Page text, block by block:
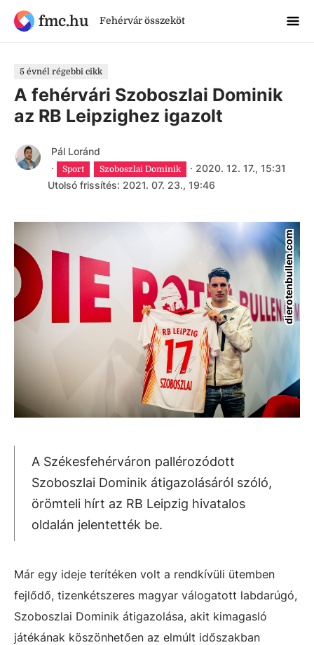
fmc.hu Fehérvár összeköt
5 évnél régebbi cikk
A fehérvári Szoboszlai Dominik
az RB Leipzighez igazolt
Pál Loránd
·
Sport Szoboszlai Dominik · 2020. 12. 17., 15:31
Utolsó frissítés: 2021. 07. 23., 19:46
dierotenbullen.com
A Székesfehérváron pallérozódott
Szoboszlai Dominik átigazolásáról szóló,
örömteli hírt az RB Leipzig hivatalos
oldalán jelentették be.
Már egy ideje terítéken volt a rendkívüli ütemben
fejlődő, tizenkétszeres magyar válogatott labdarúgó,
Szoboszlai Dominik átigazolása, akit kimagasló
játékának köszönhetően az elmúlt időszakban